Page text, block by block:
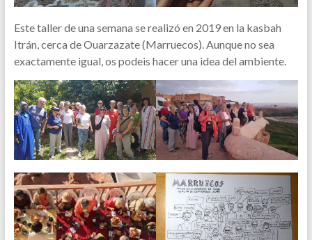
Este taller de una semana se realizó en 2019 en la kasbah
Itrán, cerca de Ouarzazate (Marruecos). Aunque no sea
exactamente igual, os podeis hacer una idea del ambiente.